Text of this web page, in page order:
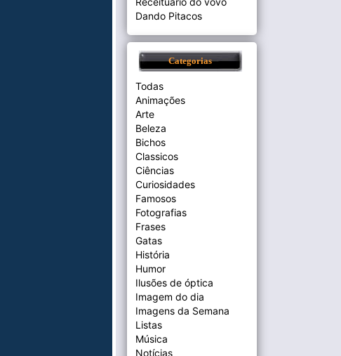
Dando Pitacos
Categorias
Todas
Animações
Arte
Beleza
Bichos
Classicos
Ciências
Curiosidades
Famosos
Fotografias
Frases
Gatas
História
Humor
Ilusões de óptica
Imagem do dia
Imagens da Semana
Listas
Música
Notícias